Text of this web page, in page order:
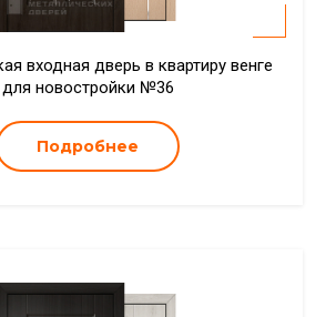
входная дверь в квартиру венге
для новостройки №36
Подробнее